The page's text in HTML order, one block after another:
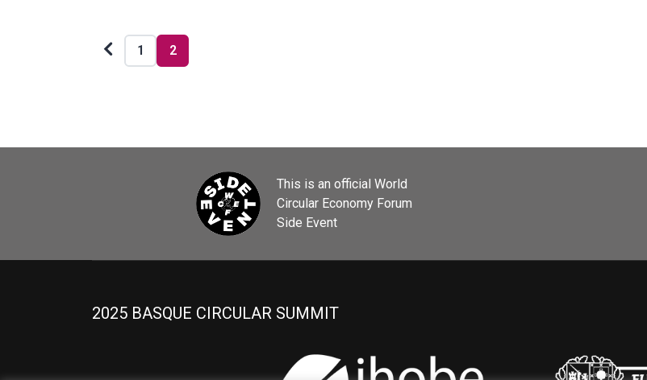
de
entradas
Older
posts
1 2
This is an official World
Circular Economy Forum
Side Event
2025 BASQUE CIRCULAR SUMMIT